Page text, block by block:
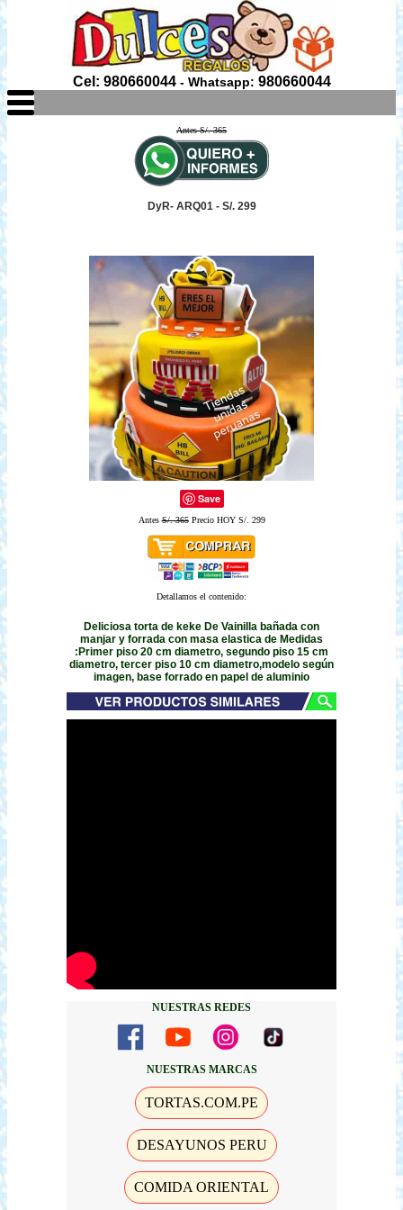
Cel: 980660044- Whatsapp: 980660044
Antes S/. 365
DyR- ARQ01 - S/. 299
Save
AntesS/. 365Precio HOY S/. 299
Detallamos el contenido:
Deliciosa torta de keke De Vainilla bañada con
manjar y forrada con masa elastica de Medidas
:Primer piso 20 cm diametro, segundo piso 15 cm
diametro, tercer piso 10 cm diametro,modelo según
imagen, base forrado en papel de aluminio
NUESTRAS REDES
NUESTRAS MARCAS
TORTAS.COM.PE
DESAYUNOS PERU
COMIDA ORIENTAL